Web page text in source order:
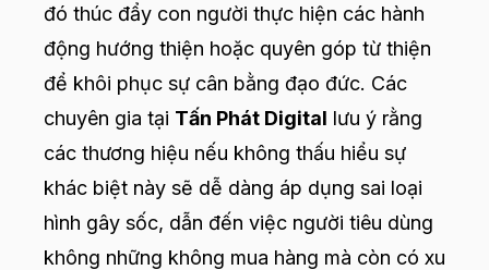
đó thúc đẩy con người thực hiện các hành
động hướng thiện hoặc quyên góp từ thiện
để khôi phục sự cân bằng đạo đức. Các
chuyên gia tại Tấn Phát Digital lưu ý rằng
các thương hiệu nếu không thấu hiểu sự
khác biệt này sẽ dễ dàng áp dụng sai loại
hình gây sốc, dẫn đến việc người tiêu dùng
không những không mua hàng mà còn có xu